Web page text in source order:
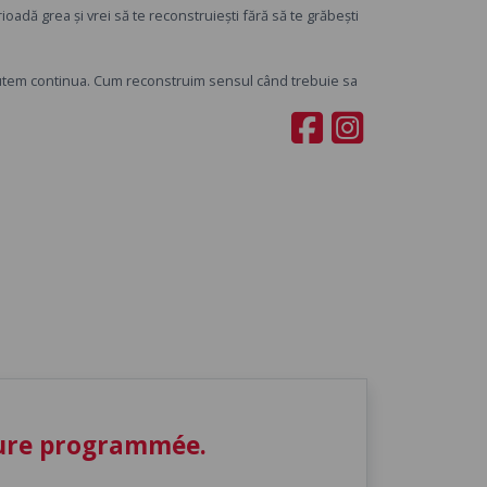
grea și vrei să te reconstruiești fără să te grăbești
continua. Cum reconstruim sensul când trebuie sa
programmée.